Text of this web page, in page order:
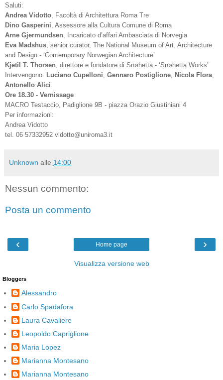
Saluti:
Andrea Vidotto , Facoltà di Architettura Roma Tre
Dino Gasperini , Assessore alla Cultura Comune di Roma
Arne Gjermundsen , Incaricato d’affari Ambasciata di Norvegia
Eva Madshus , senior curator, The National Museum of Art, Architecture
and Design - ‘Contemporary Norwegian Architecture’
Kjetil T. Thorsen , direttore e fondatore di Snøhetta - ‘Snøhetta Works’
Intervengono: Luciano Cupelloni Gennaro Postiglione Nicola Flora
Antonello Alici
Ore 18.30 - Vernissage
MACRO Testaccio, Padiglione 9B - piazza Orazio Giustiniani 4
Per informazioni:
Andrea Vidotto
tel. 06 57332952 vidotto@uniroma3.it
Unknown alle 14:00
Nessun commento:
Posta un commento
‹ ›
Home page
Visualizza versione web
Bloggers
Alessandro
Carlo Spadafora
Laura Cavaliere
Leopoldo Capriglione
Maria Lopez
Marianna Montesano
Marianna Montesano